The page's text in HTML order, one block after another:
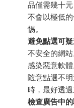
品僅需幾十
不會以極低
惕。
避免點選可
不安全的網
感染惡意軟
隨意點選不
時，最好透
檢查廣告中